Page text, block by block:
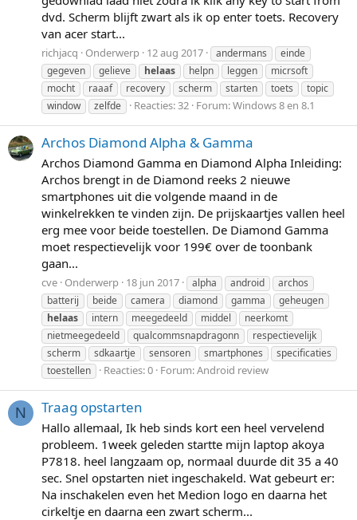
dvd. Scherm blijft zwart als ik op enter toets. Recovery
van acer start...
richjacq Onderwerp 12 aug 2017 andermans
einde
gegeven
gelieve helaas helpn leggen
micrsoft
mocht
raaaf recovery scherm starten toets
topic
window
zelfde Reacties: 32 Forum:Windows 8 en 8.1
Archos Diamond Alpha & Gamma
Archos Diamond Gamma en Diamond Alpha Inleiding:
Archos brengt in de Diamond reeks 2 nieuwe
smartphones uit die volgende maand in de
winkelrekken te vinden zijn. De prijskaartjes vallen heel
erg mee voor beide toestellen. De Diamond Gamma
moet respectievelijk voor 199€ over de toonbank
gaan...
cve Onderwerp 18 jun 2017 alpha android
archos
batterij
beide camera diamond gamma
geheugen
helaas
intern meegedeeld middel
neerkomt
nietmeegedeeld
qualcommsnapdragonn
respectievelijk
scherm
sdkaartje sensoren smartphones
specificaties
toestellen
Reacties: 0 Forum:Android review
N Traag opstarten
Hallo allemaal, Ik heb sinds kort een heel vervelend
probleem. 1week geleden startte mijn laptop akoya
P7818. heel langzaam op, normaal duurde dit 35 a 40
sec. Snel opstarten niet ingeschakeld. Wat gebeurt er:
Na inschakelen even het Medion logo en daarna het
cirkeltje en daarna een zwart scherm...